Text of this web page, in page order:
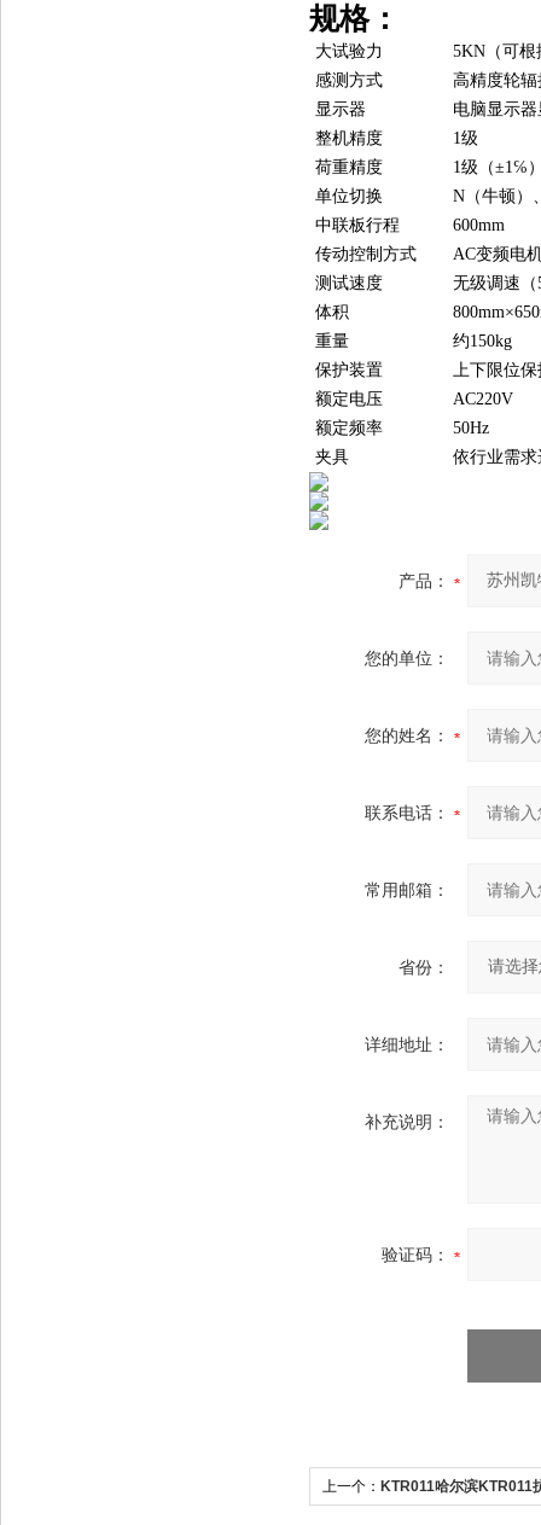
规格：
大试验力
5KN（可
感测方式
高精度轮
显示器
电脑显示
整机精度
1级
荷重精度
1级（±1℅
单位切换
N（牛顿）
中联板行程
600mm
传动控制方式
AC变频电
测试速度
无级调速（
体积
重量
约150kg
保护装置
上下限位
额定电压
AC220V
额定频率
50Hz
夹具
依行业需
产品：
您的单位：
您的姓名：
联系电话：
常用邮箱：
省份：
详细地址：
补充说明：
验证码：
上一个： KTR011哈尔滨KTR011